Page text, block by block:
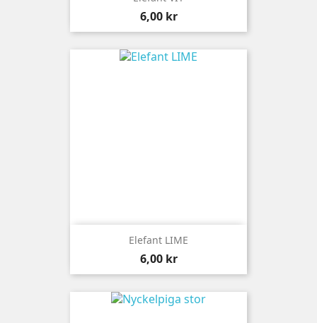
Pris
6,00 kr
Elefant LIME
Pris
6,00 kr